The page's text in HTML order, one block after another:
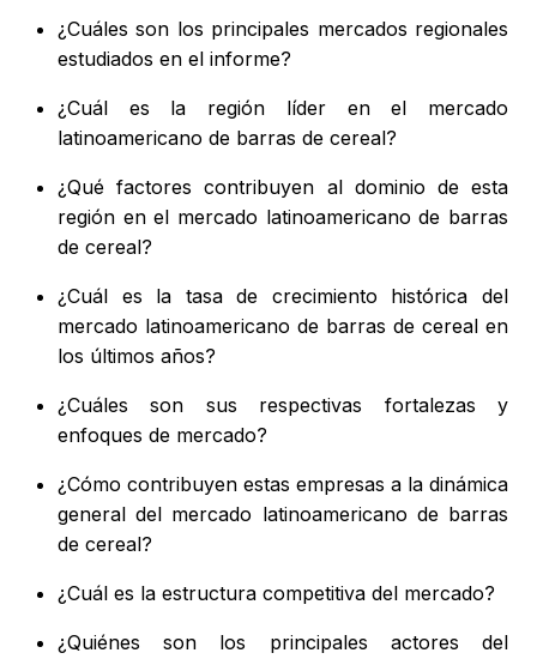
¿Cuáles son los principales mercados regionales
estudiados en el informe?
¿Cuál es la región líder en el mercado
latinoamericano de barras de cereal?
¿Qué factores contribuyen al dominio de esta
región en el mercado latinoamericano de barras
de cereal?
¿Cuál es la tasa de crecimiento histórica del
mercado latinoamericano de barras de cereal en
los últimos años?
¿Cuáles son sus respectivas fortalezas y
enfoques de mercado?
¿Cómo contribuyen estas empresas a la dinámica
general del mercado latinoamericano de barras
de cereal?
¿Cuál es la estructura competitiva del mercado?
¿Quiénes son los principales actores del